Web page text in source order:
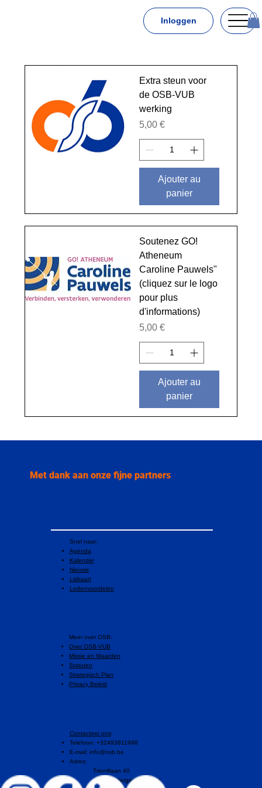
Inloggen
Extra steun voor
de OSB-VUB
werking
Prix
5,00 €
Ajouter au
panier
Soutenez GO!
Atheneum
Caroline Pauwels"
(cliquez sur le logo
pour plus
d'informations)
Prix
5,00 €
Ajouter au
panier
Met dank aan onze fijne partners
Snel naar:
Agenda
Kalender
Nieuws
Lidkaart
Ledenvoordelen
​Meer over OSB:
Over OSB-VUB
Missie en Waarden
Statuten
Strategisch Plan
Privacy Beleid
Contacteer ons:
Telefoon: +32493811998
E-mail: info@osb.be
Adres:
Triomflaan 40
1160 Oudergem, Brussel